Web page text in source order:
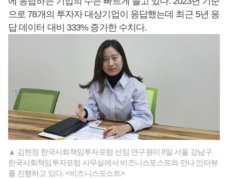
으로 78개의 투자자 대상기업이 응답했는데 최근 5년 응
답 데이터 대비 333% 증가한 수치다.
▲ 김현정 한국사회책임투자포럼 선임 연구원이 8일 서울 강남구
한국사회책임투자포럼 사무실에서 비즈니스포스트와 만나 인터뷰
를 진행하고 있다. <비즈니스포스트>